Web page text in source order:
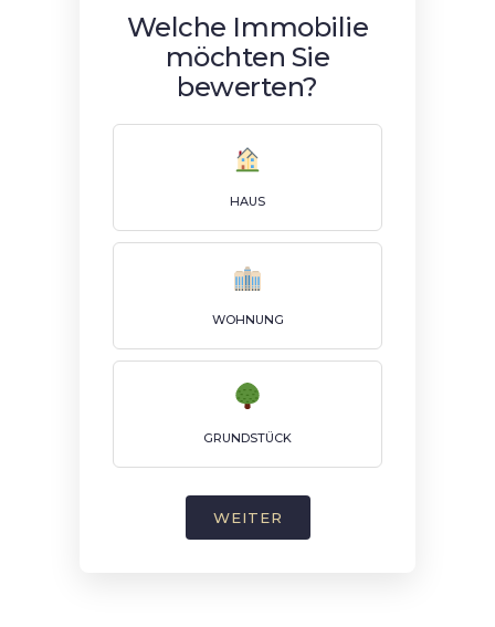
Welche Immobilie
möchten Sie
bewerten?
HAUS
WOHNUNG
GRUNDSTÜCK
WEITER